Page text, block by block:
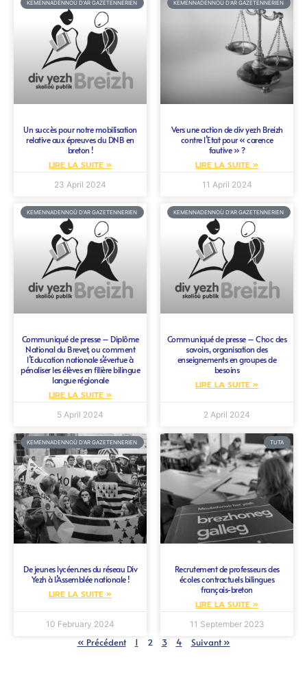
KEMENNADENNOÙ D'AR GAZETENNERIEN
Un succès pour notre mobilisation
relative aux épreuves du DNB en
breton !
LIRE LA SUITE »
23 April 2024
KEMENNADENNOÙ D'AR GAZETENNERIEN
Vers une action de div yezh Breizh
contre l’Etat pour « carence
fautive » ?
LIRE LA SUITE »
11 April 2024
KEMENNADENNOÙ D'AR GAZETENNERIEN
Communiqué de presse – Diplôme
National du Brevet, ou comment
l’Education nationale s’évertue à
pénaliser les élèves en filière bilingue
langue régionale
LIRE LA SUITE »
5 April 2024
KEMENNADENNOÙ D'AR GAZETENNERIEN
Communiqué de presse – Choc des
savoirs, organisation des
enseignements en groupes de
besoins
LIRE LA SUITE »
2 April 2024
KEMENNADENNOÙ D'AR GAZETENNERIEN
De jeunes lycéen.nes du réseau Div
Yezh à l’Assemblée nationale !
LIRE LA SUITE »
10 February 2024
TUTA
Recrutement de professeurs des
écoles contractuels bilingues
français-breton
LIRE LA SUITE »
11 September 2023
« Précédent 1 2 3 4 Suivant »